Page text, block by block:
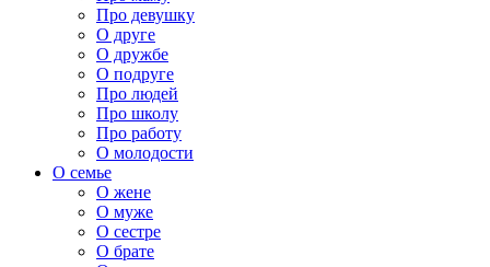
Про девушку
О друге
О дружбе
О подруге
Про людей
Про школу
Про работу
О молодости
О семье
О жене
О муже
О сестре
О брате